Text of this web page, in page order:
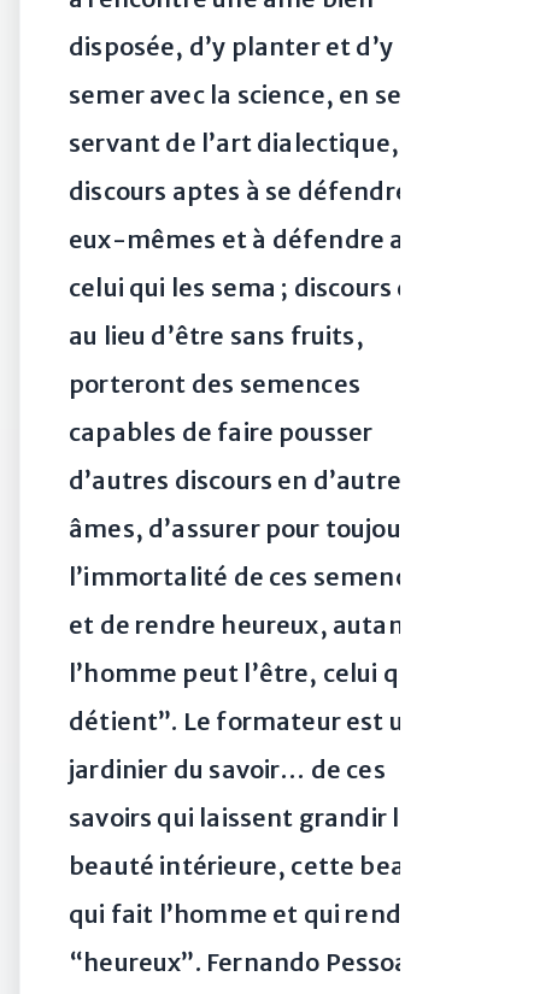
disposée, d’y planter et d’y
semer avec la science, en se
servant de l’art dialectique, des
discours aptes à se défendre
eux-mêmes et à défendre aussi
celui qui les sema ; discours qui,
au lieu d’être sans fruits,
porteront des semences
capables de faire pousser
d’autres discours en d’autres
âmes, d’assurer pour toujours
l’immortalité de ces semences,
et de rendre heureux, autant que
l’homme peut l’être, celui qui les
détient”. Le formateur est un
jardinier du savoir… de ces
savoirs qui laissent grandir la
beauté intérieure, cette beauté
qui fait l’homme et qui rend
“heureux”. Fernando Pessoa